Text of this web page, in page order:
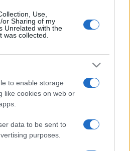
Use,
or Sharing of my
Unrelated with the
was collected.
to enable storage
like cookies on web or
data to be sent to
purposes.
jelentőségét. A
is kimagaslóak, az a gótika
– írták.
született Békéscsabán, 1994-
szobrász